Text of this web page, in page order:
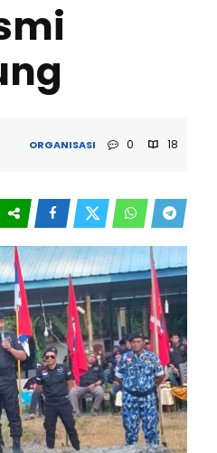
ORGANISASI 0 18